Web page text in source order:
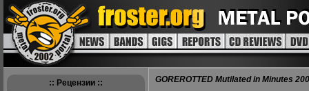
:: Рецензии ::
GOREROTTED Mutilated in Minutes